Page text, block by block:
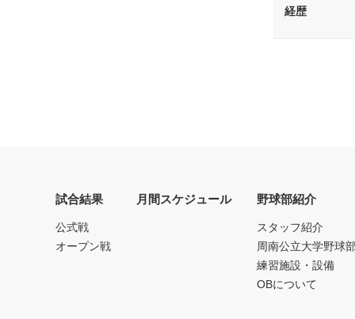
経歴
試合結果
公式戦
オープン戦
月間スケジュール 野球部紹介
スタッフ紹介
周南公立大学野球
練習施設・設備
OBについて